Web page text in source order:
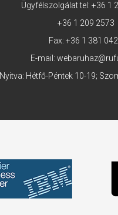
Ügyfélszolgálat tel:+36 1
+36 1 209 2573
Fax: +36 1 381
E-mail:
Nyitva: Hétfő-Péntek 10-19;